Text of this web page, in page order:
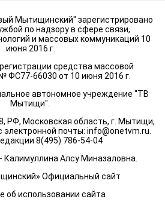
Мытищинский" зарегистрировано
по надзору в сфере связи,
и массовых коммуникаций 10
июня 2016 г.
средства массовой
ФС77-66030 от 10 июня 2016 г.
автономное учреждение "ТВ
Мытищи".
РФ, Московская область, г. Мытищи,
электронной почты: info@onetvm.ru
8(495) 786-54-04
Калимуллина Алсу Миназаловна.
Официальный сайт
об использовании сайта